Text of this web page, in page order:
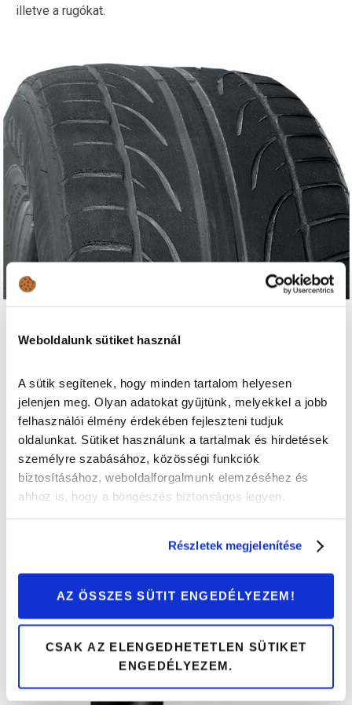
Weboldalunk sütiket használ
A sütik segítenek, hogy minden tartalom helyesen
jelenjen meg. Olyan adatokat gyűjtünk, melyekkel a jobb
felhasználói élmény érdekében fejleszteni tudjuk
oldalunkat. Sütiket használunk a tartalmak és hirdetések
személyre szabásához, közösségi funkciók
biztosításához, weboldalforgalmunk elemzéséhez és
ahhoz is, hogy a böngészés biztonságos legyen.
Részletek megjelenítése
AZ ÖSSZES SÜTIT ENGEDÉLYEZEM!
CSAK AZ ELENGEDHETETLEN SÜTIKET
ENGEDÉLYEZEM.
illetve a rugókat.
ÜTÉSEKBŐL VAGY HELYTELEN HASZNÁLATBÓL
EREDŐ SÉRÜLÉSEK
A lengéscsillapítón keletkező horpadások, kisebb-
nagyobb elgörbülések olyan erőhatásokra vezethetők
vissza, amelyek a tervezési értékeken túlmutatnak. Ilyen
bekövetkezhet terepen vagy más helyzetben is, például
az autó egy nagy ugratást követően földet ér vagy
nagyméretű kőnek, padkának ütközik nagy sebességgel.
Jobb esetben ez a dugattyúrúd elhajlását okozza,
eltörhetnek a felfüggesztési pontok, tehát súlyosan